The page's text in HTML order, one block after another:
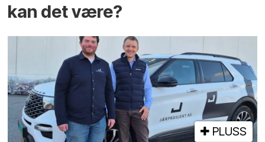
kan det være?
PLUSS